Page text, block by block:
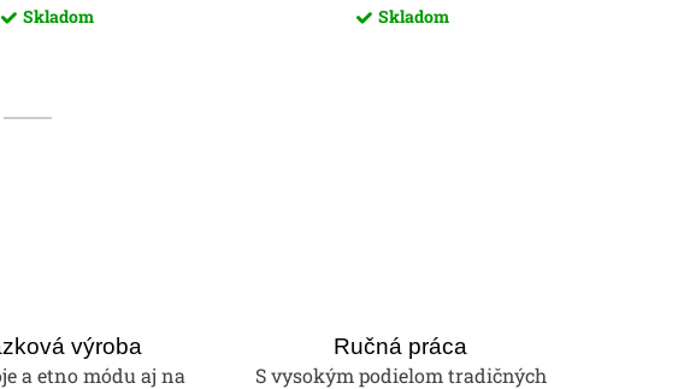
Skladom Skladom
výroba
a etno módu aj na
Ručná práca
S vysokým podielom tradičných